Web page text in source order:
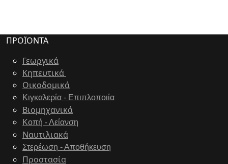
ΠΡΟΪΟΝΤΑ
Γεωργικά
Κηπευτικά
Οικοδομικά
Κιγκαλερία - Επιπλοποιία
Bιομηχανικά
Κοπή - Λείανση
Ναυτιλιακά
Στερέωση - Αποθήκευση
Προστασία